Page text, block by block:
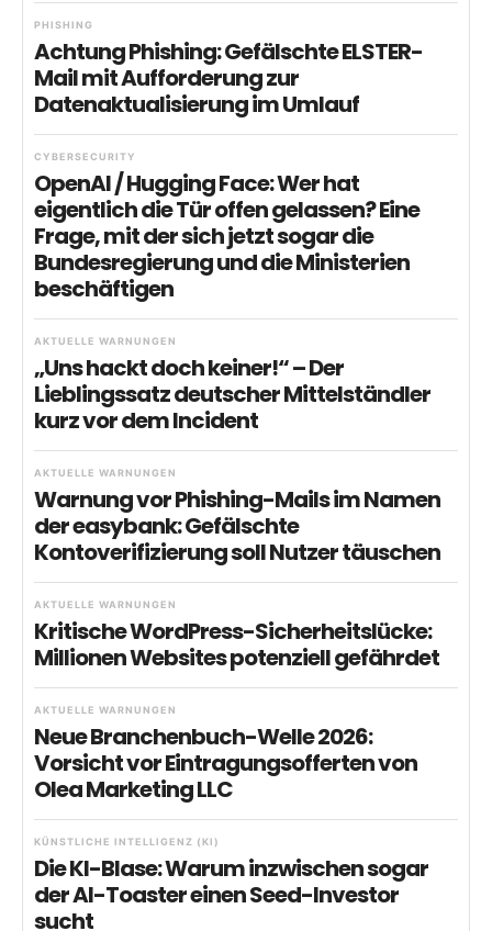
PHISHING
Achtung Phishing: Gefälschte ELSTER-
Mail mit Aufforderung zur
Datenaktualisierung im Umlauf
CYBERSECURITY
OpenAI / Hugging Face: Wer hat
eigentlich die Tür offen gelassen? Eine
Frage, mit der sich jetzt sogar die
Bundesregierung und die Ministerien
beschäftigen
AKTUELLE WARNUNGEN
„Uns hackt doch keiner!“ – Der
Lieblingssatz deutscher Mittelständler
kurz vor dem Incident
AKTUELLE WARNUNGEN
Warnung vor Phishing-Mails im Namen
der easybank: Gefälschte
Kontoverifizierung soll Nutzer täuschen
AKTUELLE WARNUNGEN
Kritische WordPress-Sicherheitslücke:
Millionen Websites potenziell gefährdet
AKTUELLE WARNUNGEN
Neue Branchenbuch-Welle 2026:
Vorsicht vor Eintragungsofferten von
Olea Marketing LLC
KÜNSTLICHE INTELLIGENZ (KI)
Die KI-Blase: Warum inzwischen sogar
der AI-Toaster einen Seed-Investor
sucht